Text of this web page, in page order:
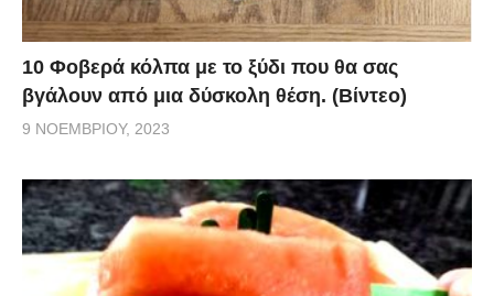
10 Φοβερά κόλπα με το ξύδι που θα σας
βγάλουν από μια δύσκολη θέση. (Βίντεο)
9 ΝΟΕΜΒΡΊΟΥ, 2023